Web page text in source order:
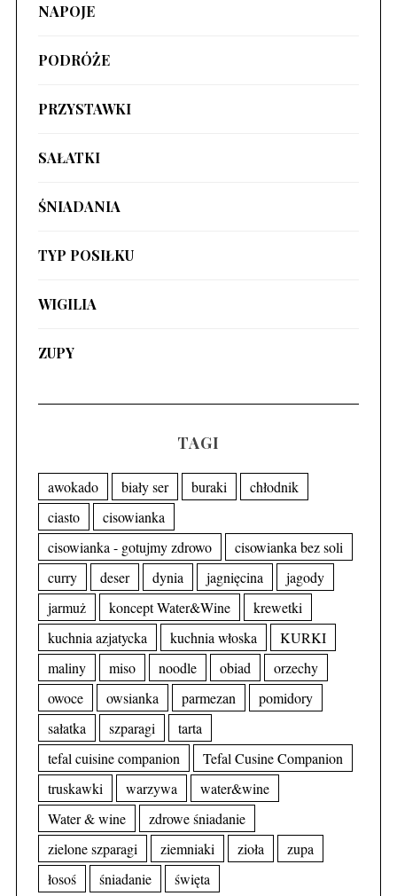
NAPOJE
PODRÓŻE
PRZYSTAWKI
SAŁATKI
ŚNIADANIA
TYP POSIŁKU
WIGILIA
ZUPY
TAGI
awokado biały ser buraki
chłodnik
ciasto
cisowianka
cisowianka - gotujmy zdrowo
cisowianka bez soli
curry
deser dynia jagnięcina
jagody
jarmuż
koncept Water&Wine
krewetki
kuchnia azjatycka
kuchnia włoska
KURKI
maliny
miso noodle obiad
orzechy
owoce
owsianka parmezan
pomidory
sałatka
szparagi
tarta
tefal cuisine companion
Tefal Cusine Companion
truskawki
warzywa
water&wine
Water & wine
zdrowe śniadanie
zielone szparagi
ziemniaki zioła
zupa
łosoś
śniadanie święta